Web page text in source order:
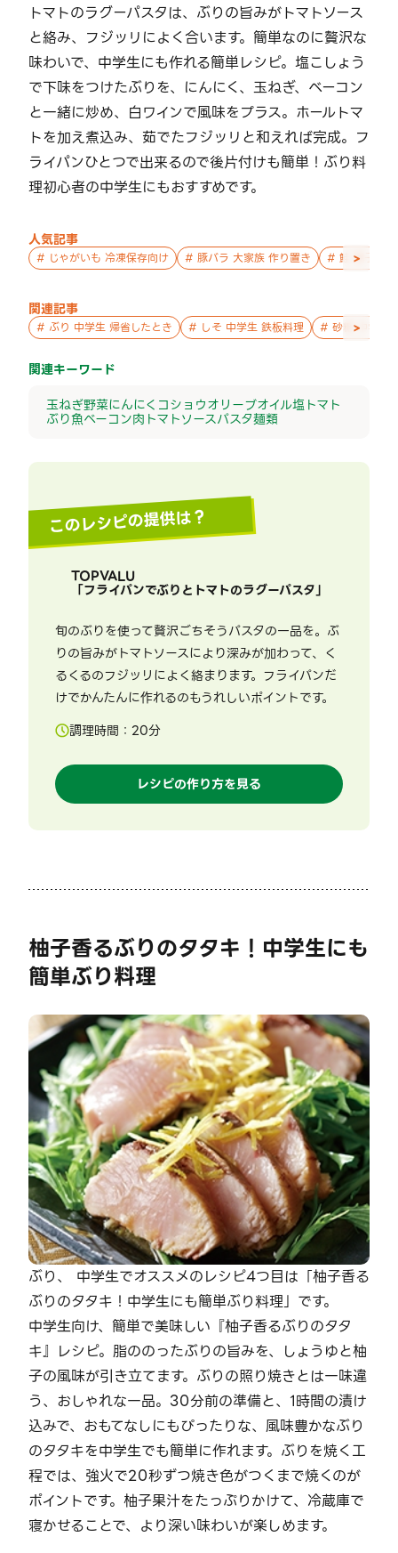
トマトのラグーパスタは、ぶりの旨みがトマトソース
と絡み、フジッリによく合います。簡単なのに贅沢な
味わいで、中学生にも作れる簡単レシピ。塩こしょう
で下味をつけたぶりを、にんにく、玉ねぎ、ベーコン
と一緒に炒め、白ワインで風味をプラス。ホールトマ
トを加え煮込み、茹でたフジッリと和えれば完成。フ
ライパンひとつで出来るので後片付けも簡単！ぶり料
理初心者の中学生にもおすすめです。
人気記事
# じゃがいも 冷凍保存向け # 豚バラ 大家族 作り置き # 鮭 親子 作
>
関連記事
# ぶり 中学生 帰省したとき # しそ 中学生 鉄板料理 # 砂糖 中学生
>
関連キーワード
玉ねぎ野菜にんにく コショウオリーブオイル塩トマト
ぶり魚ベーコン肉 トマトソースパスタ麺類
このレシピの提供は？
TOPVALU
「フライパンでぶりとトマトのラグーパスタ」
旬のぶりを使って贅沢ごちそうパスタの一品を。ぶ
りの旨みがトマトソースにより深みが加わって、く
るくるのフジッリによく絡まります。フライパンだ
けでかんたんに作れるのもうれしいポイントです。
調理時間： 20分
レシピの作り方を見る
柚子香るぶりのタタキ！中学生にも
簡単ぶり料理
ぶり、 中学生でオススメのレシピ4つ目は「柚子香る
ぶりのタタキ！中学生にも簡単ぶり料理」です。
中学生向け、簡単で美味しい『柚子香るぶりのタタ
キ』レシピ。脂ののったぶりの旨みを、しょうゆと柚
子の風味が引き立てます。ぶりの照り焼きとは一味違
う、おしゃれな一品。30分前の準備と、1時間の漬け
込みで、おもてなしにもぴったりな、風味豊かなぶり
のタタキを中学生でも簡単に作れます。ぶりを焼く工
程では、強火で20秒ずつ焼き色がつくまで焼くのが
ポイントです。柚子果汁をたっぷりかけて、冷蔵庫で
寝かせることで、より深い味わいが楽しめます。